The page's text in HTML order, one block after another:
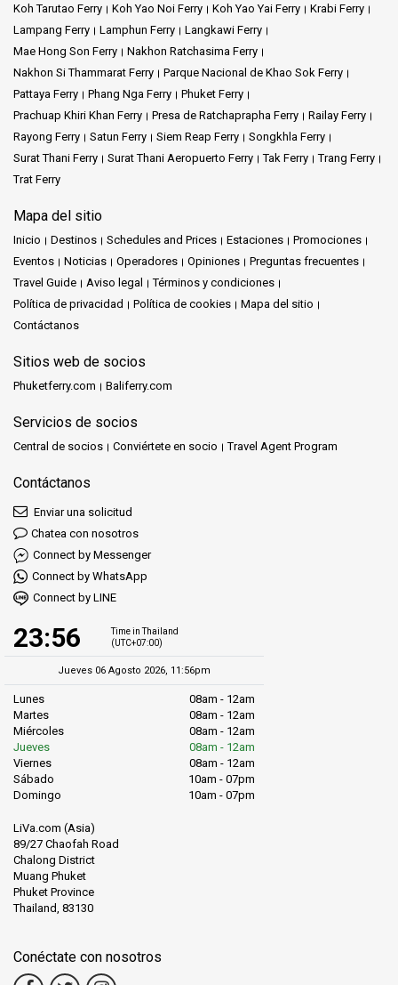
Koh Tarutao Ferry
Koh Yao Noi Ferry Koh Yao Yai Ferry
Krabi Ferry
Lampang Ferry
Lamphun Ferry
Langkawi Ferry
Mae Hong Son Ferry
Nakhon Ratchasima Ferry
Nakhon Si Thammarat Ferry
Parque Nacional de Khao Sok Ferry
Pattaya Ferry
Phang Nga Ferry
Phuket Ferry
Prachuap Khiri Khan Ferry
Presa de Ratchaprapha Ferry
Railay Ferry
Rayong Ferry
Satun Ferry Siem Reap Ferry
Songkhla Ferry
Surat Thani Ferry
Surat Thani Aeropuerto Ferry Tak Ferry
Trang Ferry
Trat Ferry
Mapa del sitio
Inicio Destinos Schedules and Prices Estaciones
Promociones
Eventos
Noticias Operadores Opiniones
Preguntas frecuentes
Travel Guide
Aviso legal
Términos y condiciones
Política de privacidad
Política de cookies
Mapa del sitio
Contáctanos
Sitios web de socios
Phuketferry.com Baliferry.com
Servicios de socios
Central de socios Conviértete en socio Travel Agent Program
Contáctanos
Enviar una solicitud
Chatea con nosotros
Connect by Messenger
Connect by WhatsApp
Connect by LINE
23:56
Time in Thailand
(UTC+07:00)
Jueves 06 Agosto 2026, 11:56pm
Lunes
08am - 12am
Martes
08am - 12am
Miércoles
08am - 12am
Jueves
08am - 12am
Viernes
08am - 12am
Sábado
10am - 07pm
Domingo
10am - 07pm
LiVa.com (Asia)
89/27 Chaofah Road
Chalong District
Muang Phuket
Phuket Province
Thailand, 83130
Conéctate con nosotros